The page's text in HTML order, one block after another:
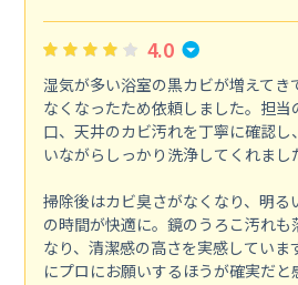
4.0
湿気が多い浴室の黒カビが増えてき
なくなったため依頼しました。担当
口、天井のカビ汚れを丁寧に確認
いながらしっかり洗浄してくれまし
掃除後はカビ臭さがなくなり、明る
の時間が快適に。鏡のうろこ汚れ
なり、清潔感の高さを実感していま
にプロにお願いするほうが確実だと